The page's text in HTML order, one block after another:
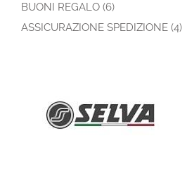
BUONI REGALO (6)
ASSICURAZIONE SPEDIZIONE (4)